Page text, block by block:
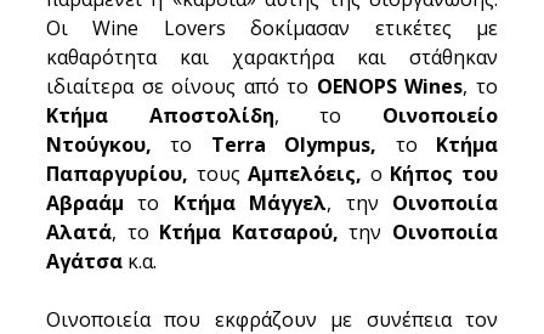
Οι Wine Lovers δοκίμασαν ετικέτες με
καθαρότητα και χαρακτήρα και στάθηκαν
ιδιαίτερα σε οίνους από το OENOPS Wines
Κτήμα Αποστολίδη, το Οινοποιείο
Ντούγκου, το Terra Olympus, το Κτήμα
Παπαργυρίου, τους Αμπελόεις, ο Κήπος του
Αβραάμ το Κτήμα Μάγγελ, την Οινοποιία
Αλατά, το Κτήμα Κατσαρού, την Οινοποιία
Αγάτσα κ.α.
Οινοποιεία που εκφράζουν με συνέπεια τον